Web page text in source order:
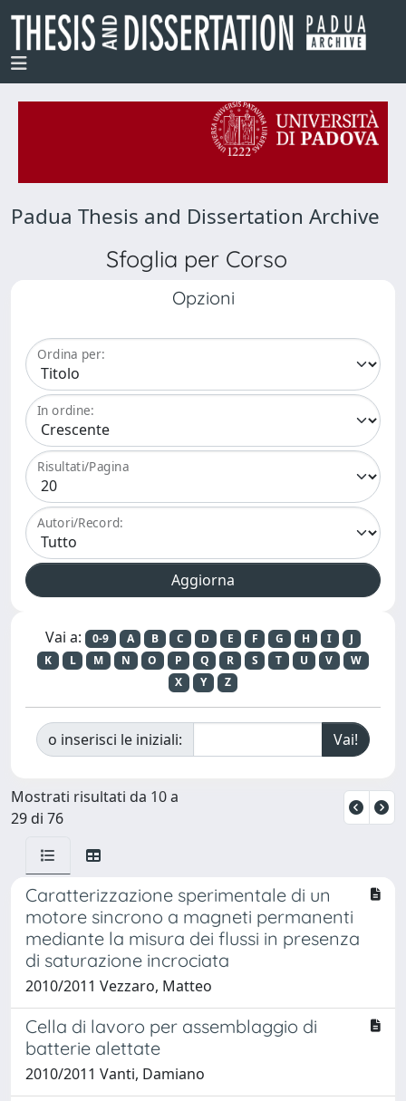
Padua Thesis and Dissertation Archive
Sfoglia per Corso
Opzioni
Ordina per:
In ordine:
Risultati/Pagina
Autori/Record:
Vai a: 0-9 A B C D E F G H I
J
K
L M N O P Q R S T U V
W
X
Y Z
o inserisci le iniziali:
Mostrati risultati da 10 a
29 di 76
Caratterizzazione sperimentale di un
motore sincrono a magneti permanenti
mediante la misura dei flussi in presenza
di saturazione incrociata
2010/2011 Vezzaro, Matteo
Cella di lavoro per assemblaggio di
batterie alettate
2010/2011 Vanti, Damiano